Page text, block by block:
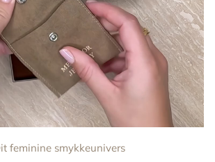
feminine smykkeunivers